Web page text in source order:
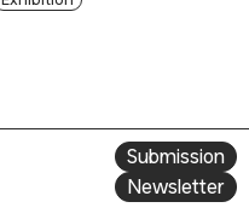
Submission
Newsletter